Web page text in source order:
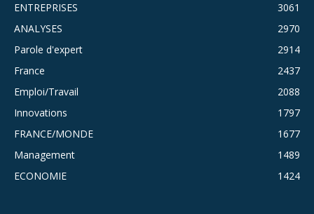
ENTREPRISES
3061
ANALYSES
2970
Parole d'expert
2914
France
2437
Emploi/Travail
2088
Innovations
1797
FRANCE/MONDE
1677
Management
1489
ECONOMIE
1424